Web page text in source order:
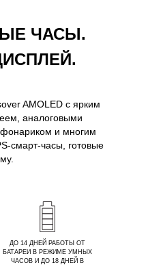
ДО 14 ДНЕЙ РАБОТЫ ОТ
БАТАРЕИ В РЕЖИМЕ УМНЫХ
ЧАСОВ И ДО 18 ДНЕЙ В
ЧАСЫ.
AMOLED с ярким
аналоговыми
и многим
смарт-часы, готовые